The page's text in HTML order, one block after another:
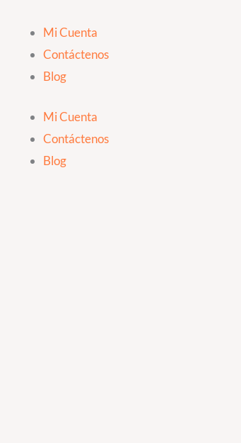
Mi Cuenta
Contáctenos
Blog
Mi Cuenta
Contáctenos
Blog